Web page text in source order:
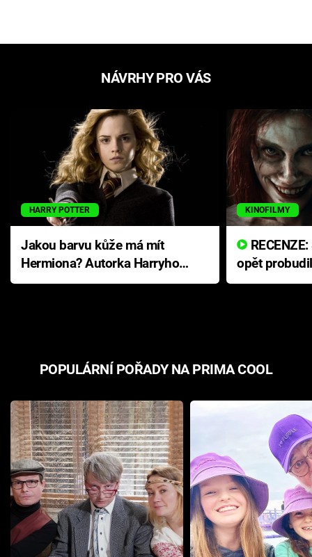
NÁVRHY PRO VÁS
HARRY POTTER
Jakou barvu kůže má mít
Hermiona? Autorka Harryho
Pottera přišla s ráznou
KINOFILMY
opět
přichází s
POPULÁRNÍ POŘADY NA PRIMA COOL